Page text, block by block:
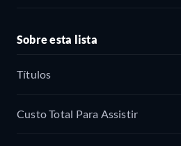
Sobre esta lista
Títulos
Custo Total Para Assistir